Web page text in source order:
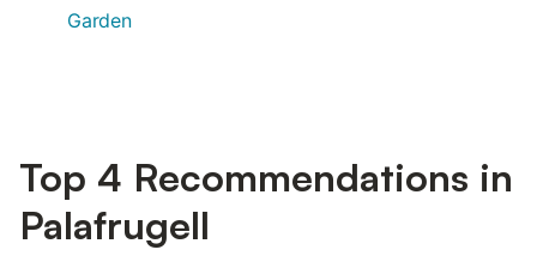
Garden
Top 4 Recommendations in
Palafrugell